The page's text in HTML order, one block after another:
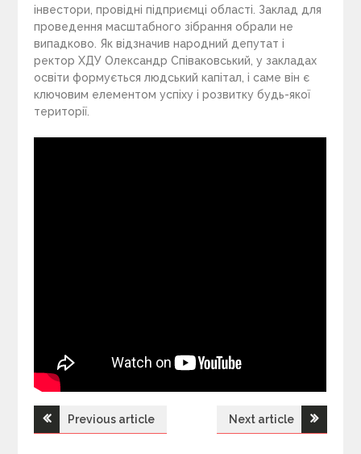
інвестори, провідні підприємці області. Заклад для
проведення масштабного зібрання обрали не
випадково. Як відзначив народний депутат і
ректор ХДУ Олександр Співаковський, у закладах
освіти формується людський капітал, і саме він є
ключовим елементом успіху і розвитку будь-якої
території.
Н
Previous article Next article